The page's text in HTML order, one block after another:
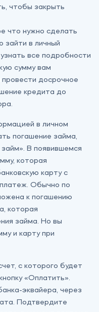
чтобы закрыть
что нужно сделать
зайти в личный
все подробности
сумму вам
досрочное
кредита до
в личном
погашение займа,
В появившемся
которая
карту с
Обычно по
к погашению
которая
займа. Но вы
и карту при
с которого будет
«Оплатить».
эквайера, через
Подтвердите